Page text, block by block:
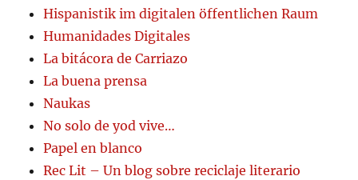
Hispanistik im digitalen öffentlichen Raum
Humanidades Digitales
La bitácora de Carriazo
La buena prensa
Naukas
No solo de yod vive…
Papel en blanco
Rec Lit – Un blog sobre reciclaje literario